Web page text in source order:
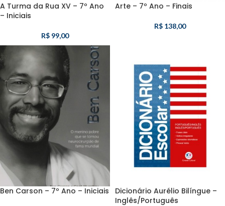
A Turma da Rua XV – 7º Ano
– Iniciais
R$ 99,00
Arte – 7º Ano – Finais
R$ 138,00
Ben Carson – 7º Ano – Iniciais
Dicionário Aurélio Bilíngue –
Inglês/Português